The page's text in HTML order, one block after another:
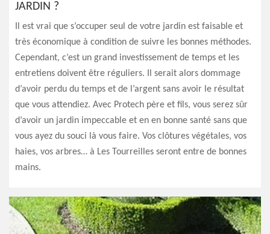
JARDIN ?
Il est vrai que s’occuper seul de votre jardin est faisable et
très économique à condition de suivre les bonnes méthodes.
Cependant, c’est un grand investissement de temps et les
entretiens doivent être réguliers. Il serait alors dommage
d’avoir perdu du temps et de l’argent sans avoir le résultat
que vous attendiez. Avec Protech père et fils, vous serez sûr
d’avoir un jardin impeccable et en en bonne santé sans que
vous ayez du souci là vous faire. Vos clôtures végétales, vos
haies, vos arbres… à Les Tourreilles seront entre de bonnes
mains.